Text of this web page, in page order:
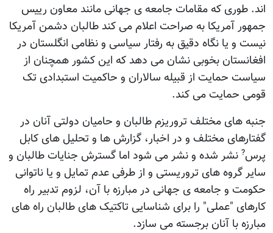
اند. طوری که مقامات جامعه ی جهانی مانند معاون رییس
جمهور آمریکا به صراحت اعلام می کند طالبان دشمن آمریکا
نیست و یا نگاه دقیق به رفتار سیاسی و نظامی انگلستان در
افغانستان بخوبی نشان می دهد که این کشور همچنان از
سیاست حمایت از قبیله سالاران و حاکمیت استبدادی تک
قومی حمایت می کند.
جنبه های مختلف تروریزم طالبان و حامیان دولتی آنان در
گفتارهای مختلف و در اخبار، گزارش ها و تحلیل های کابل
پرس? نشر شده و نشر می شود اما گسترش جنایات طالبان و
سایر گروه های تروریستی و از طرفی عدم تمایل و یا ناتوانی
حکومت و جامعه ی جهانی در مبارزه با آن، لزوم تدبیر راه
کارهای "عملی" را برای شناسایی تاکتیک های طالبان راه های
مبارزه با آنان برجسته می سازد.